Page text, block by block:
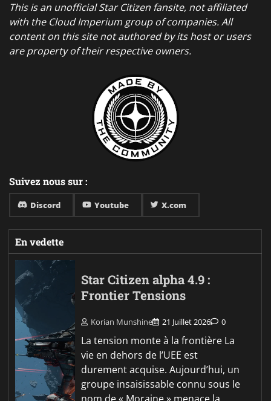
This is an unofficial Star Citizen fansite, not affiliated
with the Cloud Imperium group of companies. All
content on this site not authored by its host or users
are property of their respective owners.
Suivez nous sur :
Discord Youtube X.com
En vedette
Star Citizen alpha 4.9 :
Frontier Tensions
Korian Munshine 21 Juillet 2026 0
La tension monte à la frontière La
vie en dehors de l’UEE est
durement acquise. Aujourd’hui, un
groupe insaisissable connu sous le